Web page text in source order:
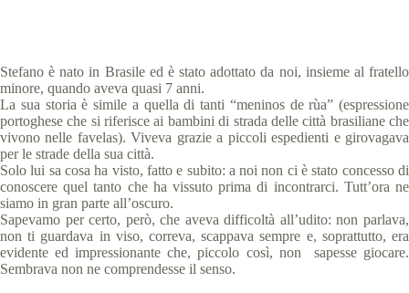
Stefano è nato in Brasile ed è stato adottato da noi, insieme al fratello
minore, quando aveva quasi 7 anni.
La sua storia è simile a quella di tanti “meninos de rùa” (espressione
portoghese che si riferisce ai bambini di strada delle città brasiliane che
vivono nelle favelas). Viveva grazie a piccoli espedienti e girovagava
per le strade della sua città.
Solo lui sa cosa ha visto, fatto e subito: a noi non ci è stato concesso di
conoscere quel tanto che ha vissuto prima di incontrarci. Tutt’ora ne
siamo in gran parte all’oscuro.
Sapevamo per certo, però, che aveva difficoltà all’udito: non parlava,
non ti guardava in viso, correva, scappava sempre e, soprattutto, era
evidente ed impressionante che, piccolo così, non sapesse giocare.
Sembrava non ne comprendesse il senso.